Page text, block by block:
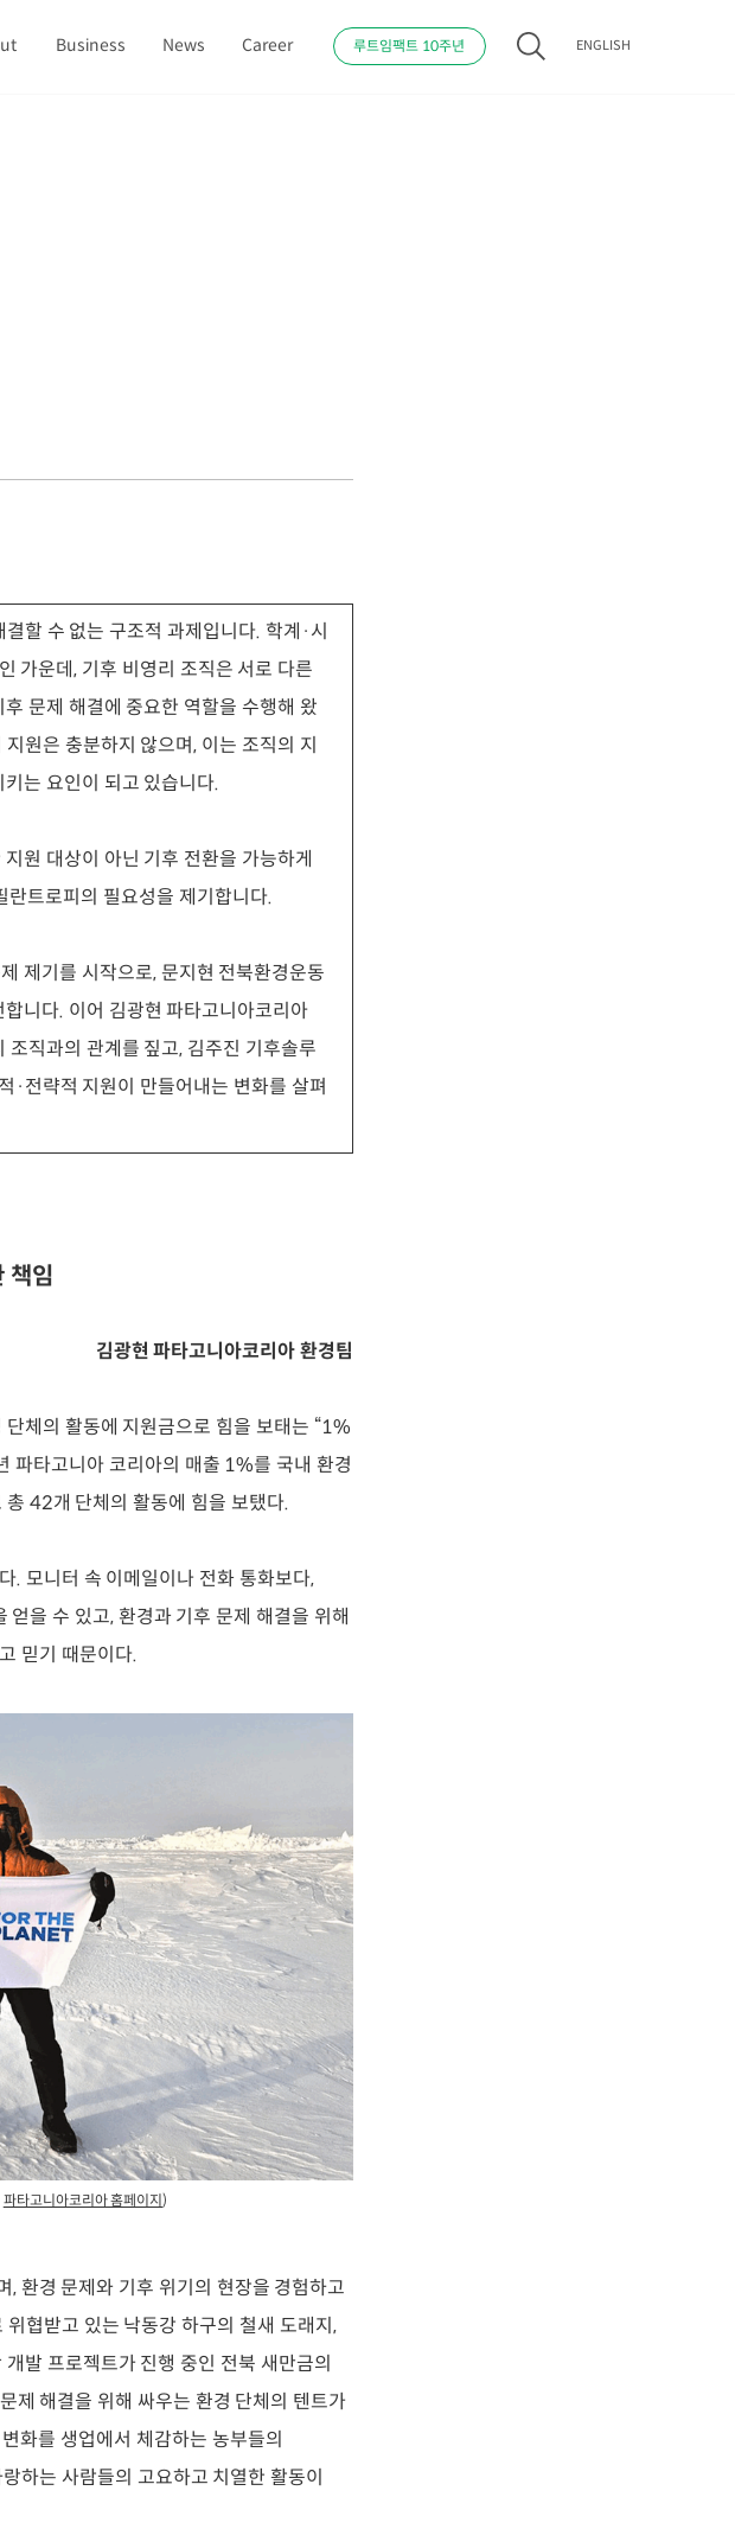
Business News Career 루트임팩트 10주년 ENGLISH
할 수 없는 구조적 과제입니다. 학계·시
가운데, 기후 비영리 조직은 서로 다른
문제 해결에 중요한 역할을 수행해 왔
원은 충분하지 않으며, 이는 조직의 지
는 요인이 되고 있습니다.
원 대상이 아닌 기후 전환을 가능하게
란트로피의 필요성을 제기합니다.
제기를 시작으로, 문지현 전북환경운동
니다. 이어 김광현 파타고니아코리아
직과의 관계를 짚고, 김주진 기후솔루
·전략적 지원이 만들어내는 변화를 살펴
책임
김광현 파타고니아코리아 환경팀
체의 활동에 지원금으로 힘을 보태는 “1%
타고니아 코리아의 매출 1%를 국내 환경
42개 단체의 활동에 힘을 보탰다.
. 모니터 속 이메일이나 전화 통화보다,
을 수 있고, 환경과 기후 문제 해결을 위해
믿기 때문이다.
파타고니아코리아 홈페이지)
환경 문제와 기후 위기의 현장을 경험하고
협받고 있는 낙동강 하구의 철새 도래지,
발 프로젝트가 진행 중인 전북 새만금의
제 해결을 위해 싸우는 환경 단체의 텐트가
화를 생업에서 체감하는 농부들의
하는 사람들의 고요하고 치열한 활동이